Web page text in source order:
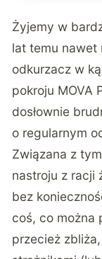
Żyjemy w
lat temu nawet
odkurzacz w
pokroju MOVA
dosłownie
o regularnym
Związana z
nastroju z racji
bez
coś, co można
przecież